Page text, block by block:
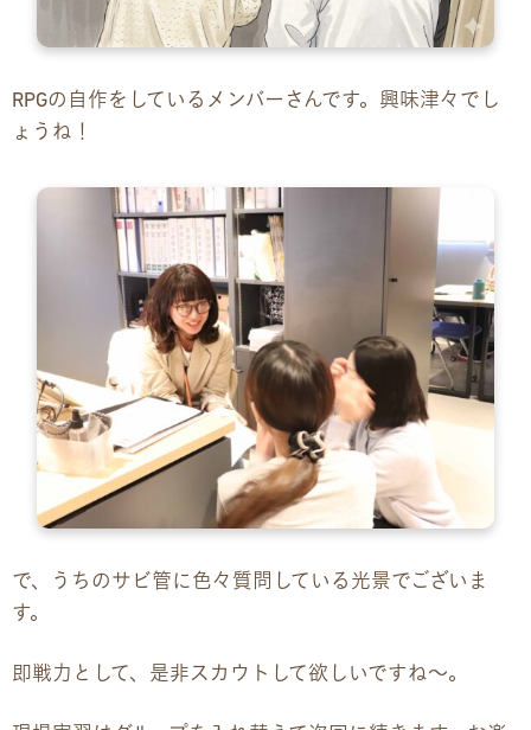
RPGの自作をしているメンバーさんです。興味津々でし
ょうね！
で、うちのサビ管に色々質問している光景でございま
す。
即戦力として、是非スカウトして欲しいですね〜。